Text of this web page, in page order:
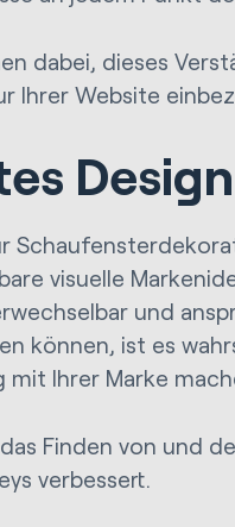
dabei, dieses
Ihrer Website
Design
visuelle
und
können, ist es
mit Ihrer Marke
Finden von und
verbessert.